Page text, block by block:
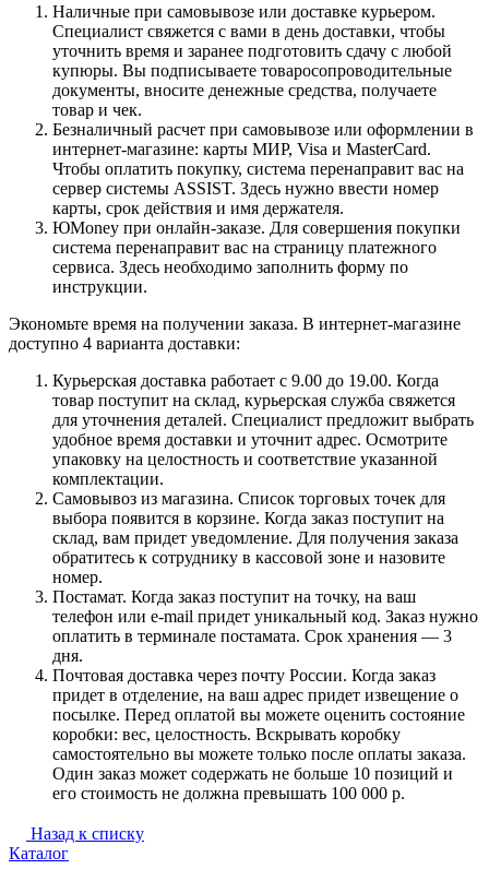
Наличные при самовывозе или доставке курьером.
Специалист свяжется с вами в день доставки, чтобы
уточнить время и заранее подготовить сдачу с любой
купюры. Вы подписываете товаросопроводительные
документы, вносите денежные средства, получаете
товар и чек.
Безналичный расчет при самовывозе или оформлении в
интернет-магазине: карты МИР, Visa и MasterCard.
Чтобы оплатить покупку, система перенаправит вас на
сервер системы ASSIST. Здесь нужно ввести номер
карты, срок действия и имя держателя.
ЮMoney при онлайн-заказе. Для совершения покупки
система перенаправит вас на страницу платежного
сервиса. Здесь необходимо заполнить форму по
инструкции.
Экономьте время на получении заказа. В интернет-магазине
доступно 4 варианта доставки:
Курьерская доставка работает с 9.00 до 19.00. Когда
товар поступит на склад, курьерская служба свяжется
для уточнения деталей. Специалист предложит выбрать
удобное время доставки и уточнит адрес. Осмотрите
упаковку на целостность и соответствие указанной
комплектации.
Самовывоз из магазина. Список торговых точек для
выбора появится в корзине. Когда заказ поступит на
склад, вам придет уведомление. Для получения заказа
обратитесь к сотруднику в кассовой зоне и назовите
номер.
Постамат. Когда заказ поступит на точку, на ваш
телефон или e-mail придет уникальный код. Заказ нужно
оплатить в терминале постамата. Срок хранения — 3
дня.
Почтовая доставка через почту России. Когда заказ
придет в отделение, на ваш адрес придет извещение о
посылке. Перед оплатой вы можете оценить состояние
коробки: вес, целостность. Вскрывать коробку
самостоятельно вы можете только после оплаты заказа.
Один заказ может содержать не больше 10 позиций и
его стоимость не должна превышать 100 000 р.
Назад к списку
Каталог